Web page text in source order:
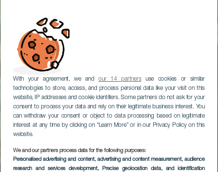
With your agreement, we andour 14 partnersuse cookies or similar
technologies to store, access, and process personal data like your visit on this
website, IP addresses and cookie identifiers. Some partners do not ask for your
consent to process your data and rely on their legitimate business interest. You
can withdraw your consent or object to data processing based on legitimate
interest at any time by clicking on “Learn More” or in our Privacy Policy on this
website.
We and our partners process data for the following purposes:
Personalised advertising and content, advertising and content measurement, audience
research and services development, Precise geolocation data, and identification
GRAN CANARIA